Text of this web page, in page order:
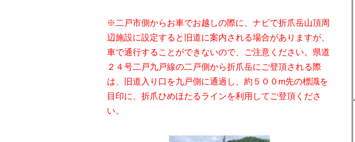
※二戸市側からお車でお越しの際に、ナビで折爪岳山頂周
辺施設に設定すると旧道に案内される場合がありますが、
車で通行することができないので、ご注意ください。県道
２４号二戸九戸線の二戸側から折爪岳にご登頂される際
は、旧道入り口を九戸側に通過し、約５００m先の標識を
目印に、折爪ひめほたるラインを利用してご登頂くださ
い。